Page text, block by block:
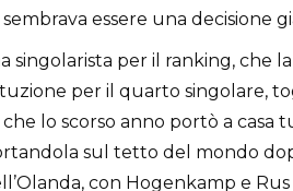
essere una decisione
singolarista per il ranking, che
per il quarto singolare,
lo scorso anno portò a casa
sul tetto del mondo
con Hogenkamp e